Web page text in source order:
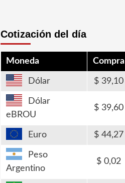
Cotización del día
Moneda Compra
Dólar 39,10
Dólar
eBROU
39,60
Euro 44,27
Peso
Argentino
0,02